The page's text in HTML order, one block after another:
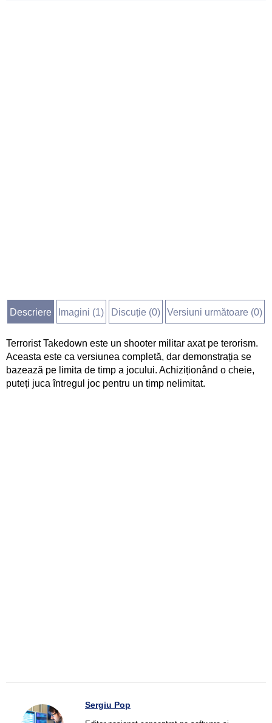
Descriere Imagini (1) Discuție (0) Versiuni următoare (0)
Terrorist Takedown este un shooter militar axat pe terorism.
Aceasta este ca versiunea completă, dar demonstrația se
bazează pe limita de timp a jocului. Achiziționând o cheie,
puteți juca întregul joc pentru un timp nelimitat.
Sergiu Pop